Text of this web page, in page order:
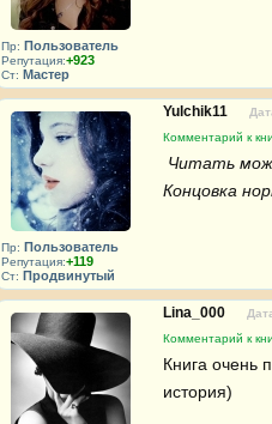
Пр: Пользователь
Репутация:+923
Ст: Мастер
Пр: Пользователь
Репутация:+119
Ст: Продвинутый
Yulchik11
Комментарий к
Концовка
Lina_000
Комментарий к
Книга очень
история)